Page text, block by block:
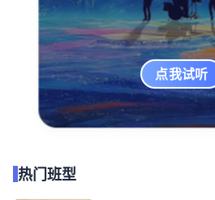
点我试听
热门班型